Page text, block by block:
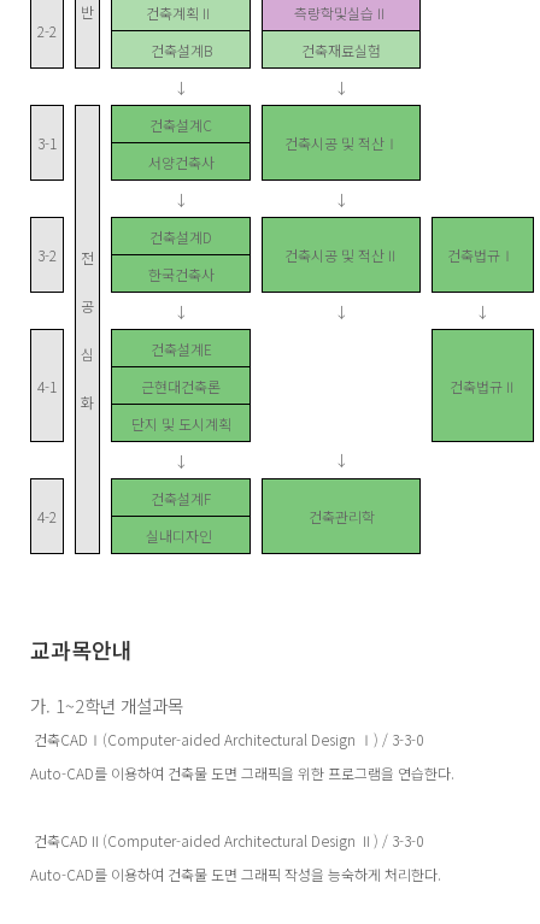
반
2-2
건축계획Ⅱ
측량학및실습Ⅱ
건축설계B
건축재료실험
↓
↓
3-1
전
공
심
화
건축설계C
건축시공 및 적산Ⅰ
서양건축사
↓
↓
3-2
건축설계D
건축시공 및 적산Ⅱ
건축법규Ⅰ
한국건축사
↓
↓ ↓
4-1
건축설계E
건축법규Ⅱ
근현대건축론
단지 및 도시계획
↓
↓
4-2
건축설계F
건축관리학
실내디자인
교과목안내
가. 1~2학년 개설과목
건축CADⅠ(Computer-aided Architectural Design Ⅰ) / 3-3-0
Auto-CAD를 이용하여 건축물 도면 그래픽을 위한 프로그램을 연습한다.
건축CADⅡ(Computer-aided Architectural Design Ⅱ) / 3-3-0
Auto-CAD를 이용하여 건축물 도면 그래픽 작성을 능숙하게 처리한다.